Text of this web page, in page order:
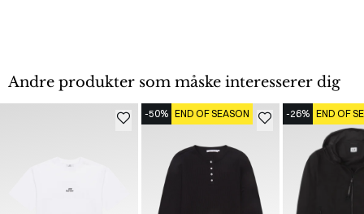
Andre produkter som måske interesserer dig
-50% END OF SEASON -26% END OF